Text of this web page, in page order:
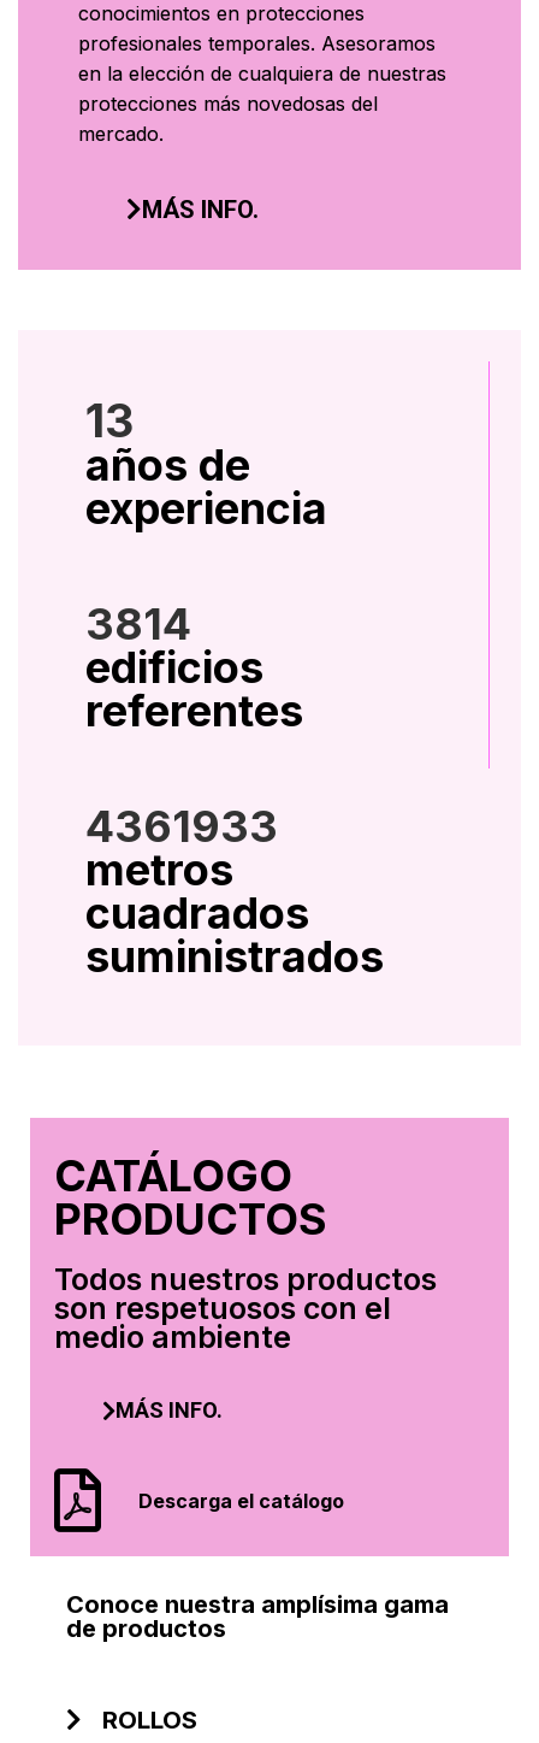
conocimientos en protecciones
profesionales temporales. Asesoramos
en la elección de cualquiera de nuestras
protecciones más novedosas del
mercado.
MÁS INFO.
13
años de
experiencia
3814
edificios
referentes
4361933
metros
cuadrados
suministrados
CATÁLOGO
PRODUCTOS
Todos nuestros productos
son respetuosos con el
medio ambiente
MÁS INFO.
Descarga el catálogo
Conoce nuestra amplísima gama
de productos
ROLLOS